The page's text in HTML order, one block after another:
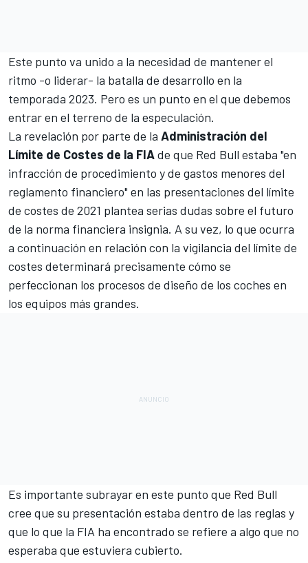
Este punto va unido a la necesidad de mantener el
ritmo -o liderar- la batalla de desarrollo en la
temporada 2023. Pero es un punto en el que debemos
entrar en el terreno de la especulación.
La revelación por parte de la Administración del
Límite de Costes de la FIAde que Red Bull estaba "en
infracción de procedimiento y de gastos menores del
reglamento financiero" en las presentaciones del límite
de costes de 2021 plantea serias dudas sobre el futuro
de la norma financiera insignia. A su vez, lo que ocurra
a continuación en relación con la vigilancia del límite de
costes determinará precisamente cómo se
perfeccionan los procesos de diseño de los coches en
los equipos más grandes.
Es importante subrayar en este punto que Red Bull
cree que su presentación estaba dentro de las reglas y
que lo que la FIA ha encontrado se refiere a algo que no
esperaba que estuviera cubierto.